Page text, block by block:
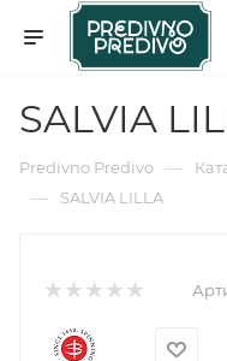
SALVIA
Predivno Predivo —
— SALVIA LILLA